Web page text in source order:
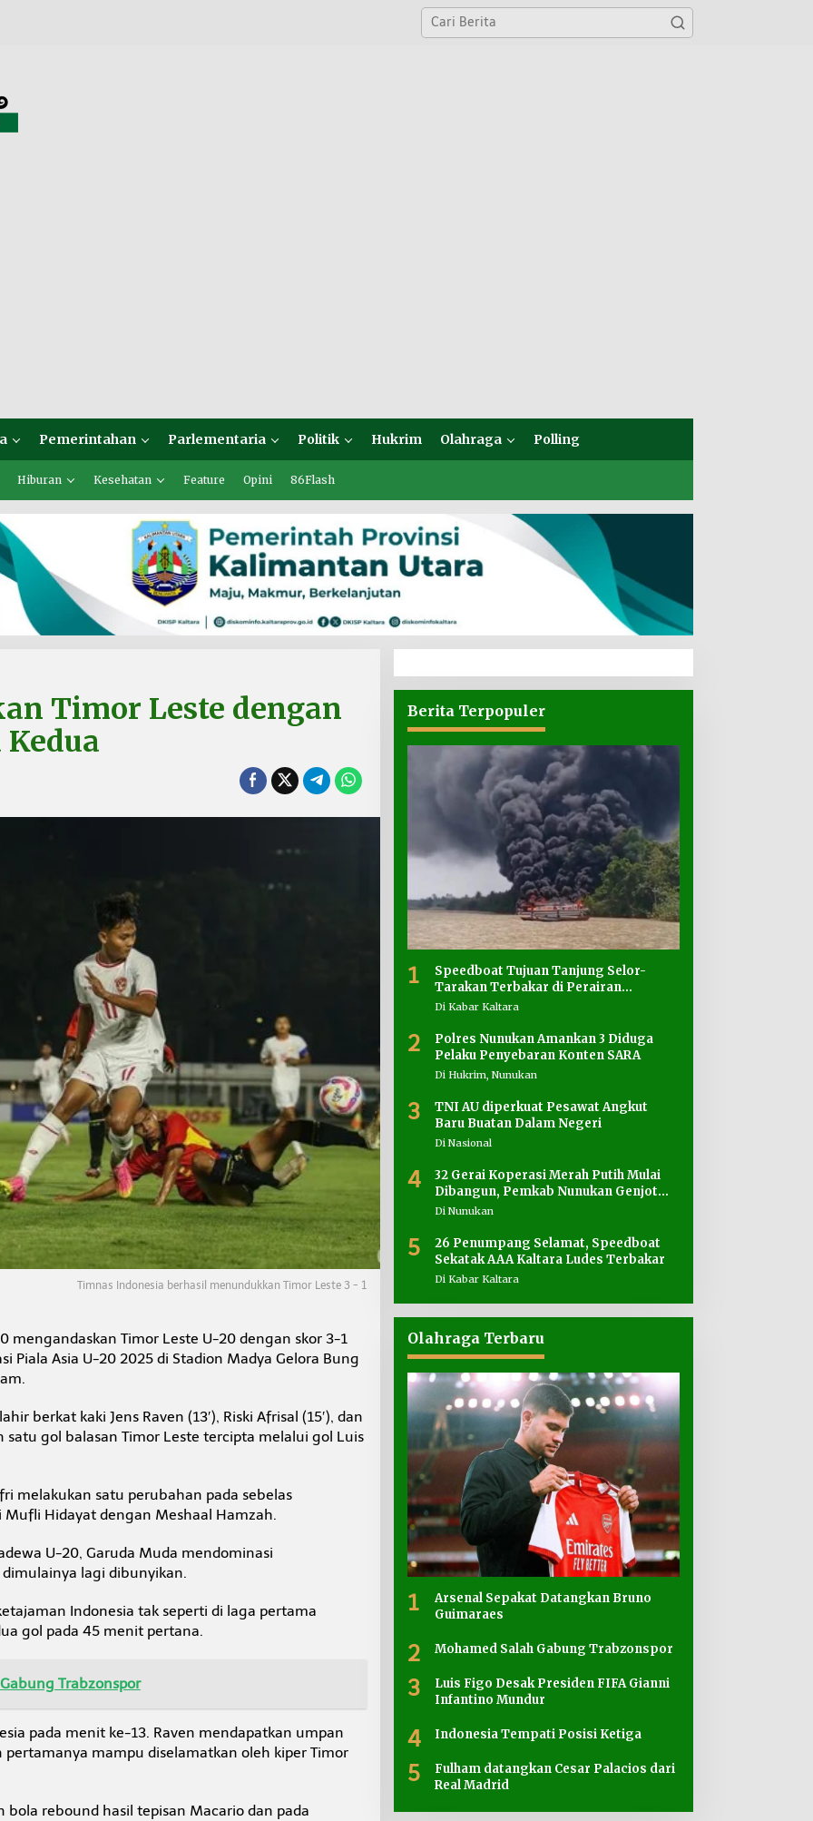
Pemerintahan Parlementaria Politik Hukrim Olahraga Polling
Hiburan Kesehatan Feature Opini 86Flash
Timor Leste dengan
Kedua
Timnas Indonesia berhasil menundukkan Timor Leste 3 - 1
mengandaskan Timor Leste U-20 dengan skor 3-1
Piala Asia U-20 2025 di Stadion Madya Gelora Bung
berkat kaki Jens Raven (13′), Riski Afrisal (15′), dan
satu gol balasan Timor Leste tercipta melalui gol Luis
melakukan satu perubahan pada sebelas
Hidayat dengan Meshaal Hamzah.
U-20, Garuda Muda mendominasi
lagi dibunyikan.
Indonesia tak seperti di laga pertama
gol pada 45 menit pertana.
Trabzonspor
pada menit ke-13. Raven mendapatkan umpan
pertamanya mampu diselamatkan oleh kiper Timor
rebound hasil tepisan Macario dan pada
Berita Terpopuler
1
Speedboat Tujuan Tanjung Selor-
Tarakan Terbakar di Perairan
Salimbatu
Di Kabar Kaltara
2
Polres Nunukan Amankan 3 Diduga
Pelaku Penyebaran Konten SARA
Di Hukrim, Nunukan
3
TNI AU diperkuat Pesawat Angkut
Baru Buatan Dalam Negeri
Di Nasional
4
32 Gerai Koperasi Merah Putih Mulai
Dibangun, Pemkab Nunukan Genjot
Penyediaan Lahan
Di Nunukan
5
26 Penumpang Selamat, Speedboat
Sekatak AAA Kaltara Ludes Terbakar
Di Kabar Kaltara
Olahraga Terbaru
1
Arsenal Sepakat Datangkan Bruno
Guimaraes
2 Mohamed Salah Gabung Trabzonspor
3
Luis Figo Desak Presiden FIFA Gianni
Infantino Mundur
4 Indonesia Tempati Posisi Ketiga
5
Fulham datangkan Cesar Palacios dari
Real Madrid